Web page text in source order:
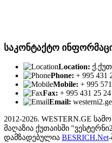
საკონტაქტო
Location:
Phone: + 995 431
Mobile: + 995
Fax: + 995 431 25
Email:
2012-2026. WESTERN.GE
მაღაზია ქუთაისში
დამზადებულია BESRICH.Net